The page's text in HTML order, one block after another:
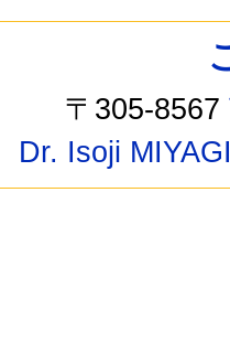
〒305-8567
Dr. Isoji MIYAGI